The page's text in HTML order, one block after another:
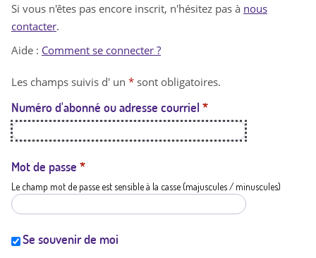
n
t
a
t
i
Si vous n'êtes pas encore inscrit, n'hésitez pas à nous
contacter.
Aide : Comment se connecter ?
Les champs suivis d' un * sont obligatoires.
Numéro d'abonné ou adresse courriel *
Mot de passe *
Le champ mot de passe est sensible à la casse (majuscules / minuscules)
Se souvenir de moi